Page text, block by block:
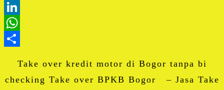
Take over kredit motor di Bogor tanpa bi
checking Take over BPKB Bogor – Jasa Take